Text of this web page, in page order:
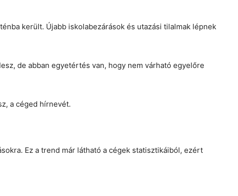
került. Újabb iskolabezárások és utazási tilalmak lépnek
de abban egyetértés van, hogy nem várható egyelőre
a céged hírnevét.
Ez a trend már látható a cégek statisztikáiból, ezért